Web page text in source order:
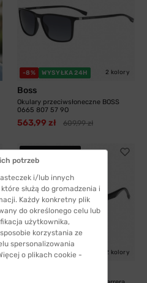
-8% WYSYŁKA 24H 2 kolory
Boss
Okulary przeciwsłoneczne BOSS
0665 807 57 9O
563,99 zł 609,99 zł
PRZYMIERZ
-21% WYSYŁKA 24H 2 kolory
potrzeb
i/lub innych
służą do gromadzenia i
Każdy konkretny plik
do określonego celu lub
użytkownika,
korzystania ze
spersonalizowania
o plikach cookie -